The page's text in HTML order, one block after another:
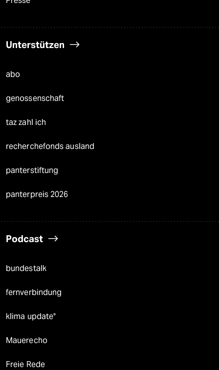
Unterstützen
abo
genossenschaft
taz zahl ich
recherchefonds ausland
panterstiftung
panterpreis 2026
Podcast
bundestalk
fernverbindung
klima update°
Mauerecho
Freie Rede